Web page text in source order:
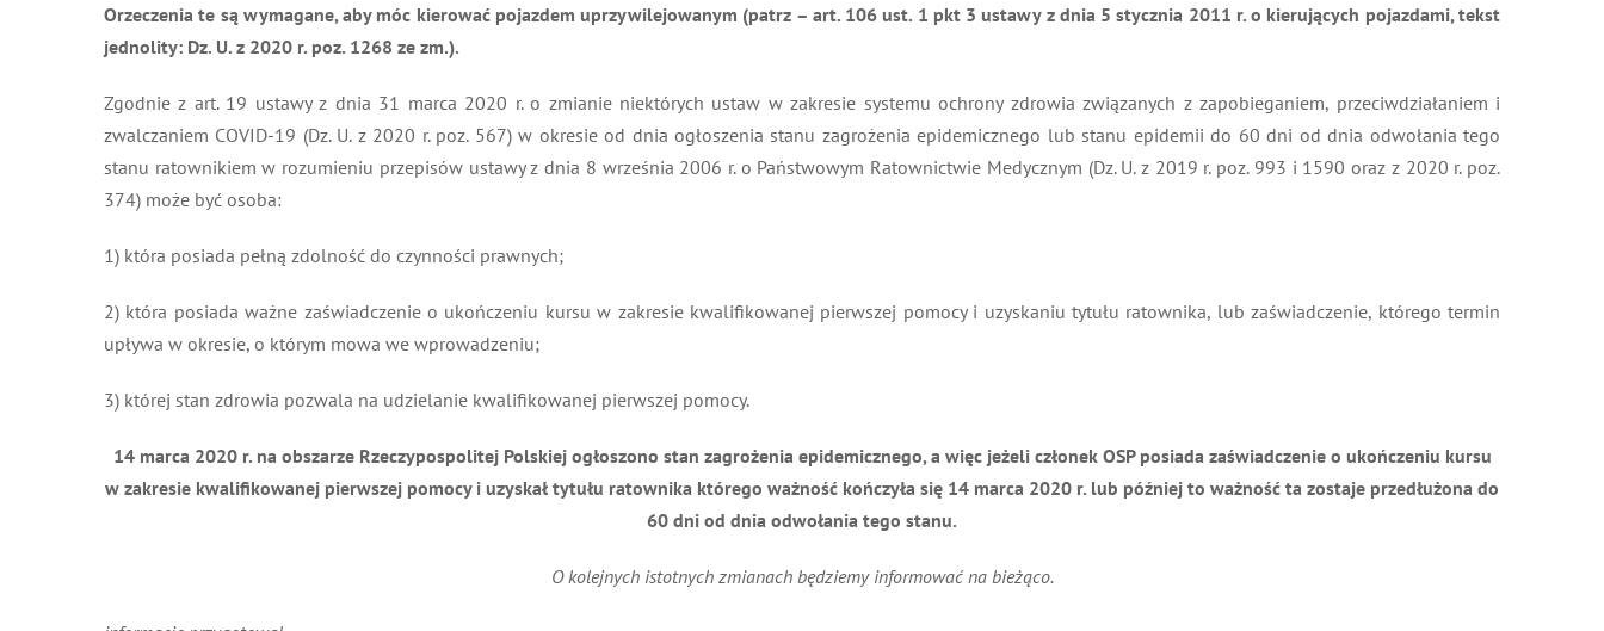
Orzeczenia te są wymagane, aby móc kierować pojazdem uprzywilejowanym (patrz – art. 106 ust. 1 pkt 3 ustawy z dnia 5 stycznia 2011 r. o kierujących pojazdami, tekst
jednolity: Dz. U. z 2020 r. poz. 1268 ze zm.).
Zgodnie z art. 19 ustawy z dnia 31 marca 2020 r. o zmianie niektórych ustaw w zakresie systemu ochrony zdrowia związanych z zapobieganiem, przeciwdziałaniem i
zwalczaniem COVID-19 (Dz. U. z 2020 r. poz. 567) w okresie od dnia ogłoszenia stanu zagrożenia epidemicznego lub stanu epidemii do 60 dni od dnia odwołania tego
stanu ratownikiem w rozumieniu przepisów ustawy z dnia 8 września 2006 r. o Państwowym Ratownictwie Medycznym (Dz. U. z 2019 r. poz. 993 i 1590 oraz z 2020 r. poz.
374) może być osoba:
1) która posiada pełną zdolność do czynności prawnych;
2) która posiada ważne zaświadczenie o ukończeniu kursu w zakresie kwalifikowanej pierwszej pomocy i uzyskaniu tytułu ratownika, lub zaświadczenie, którego termin
upływa w okresie, o którym mowa we wprowadzeniu;
3) której stan zdrowia pozwala na udzielanie kwalifikowanej pierwszej pomocy.
14 marca 2020 r. na obszarze Rzeczypospolitej Polskiej ogłoszono stan zagrożenia epidemicznego, a więc jeżeli członek OSP posiada zaświadczenie o ukończeniu kursu
w zakresie kwalifikowanej pierwszej pomocy i uzyskał tytułu ratownika którego ważność kończyła się 14 marca 2020 r. lub później to ważność ta zostaje przedłużona do
60 dni od dnia odwołania tego stanu.
O kolejnych istotnych zmianach będziemy informować na bieżąco.